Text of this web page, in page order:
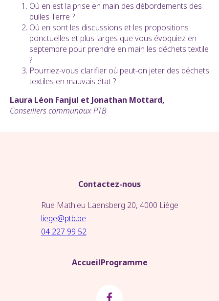
Où en est la prise en main des débordements des
bulles Terre ?
Où en sont les discussions et les propositions
ponctuelles et plus larges que vous évoquiez en
septembre pour prendre en main les déchets textile
?
Pourriez-vous clarifier où peut-on jeter des déchets
textiles en mauvais état ?
Laura Léon Fanjul et Jonathan Mottard,
Conseillers communaux PTB
Contactez-nous
Rue Mathieu Laensberg 20, 4000 Liège
liege@ptb.be
04 227 99 52
AccueilProgramme